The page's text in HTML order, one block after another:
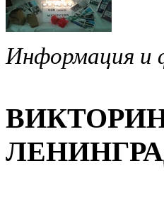
Информация и